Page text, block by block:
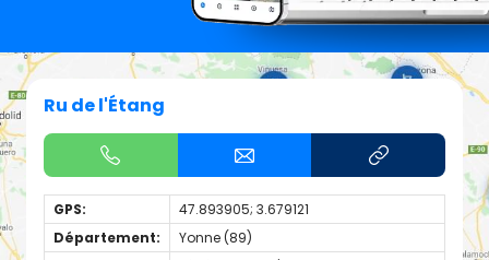
Ru de l'Étang
GPS:
47.893905; 3.679121
Département:
Yonne (89)